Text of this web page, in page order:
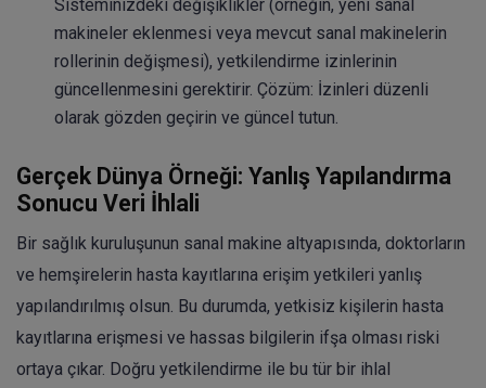
Sisteminizdeki değişiklikler (örneğin, yeni sanal
makineler eklenmesi veya mevcut sanal makinelerin
rollerinin değişmesi), yetkilendirme izinlerinin
güncellenmesini gerektirir. Çözüm: İzinleri düzenli
olarak gözden geçirin ve güncel tutun.
Gerçek Dünya Örneği: Yanlış Yapılandırma
Sonucu Veri İhlali
Bir sağlık kuruluşunun sanal makine altyapısında, doktorların
ve hemşirelerin hasta kayıtlarına erişim yetkileri yanlış
yapılandırılmış olsun. Bu durumda, yetkisiz kişilerin hasta
kayıtlarına erişmesi ve hassas bilgilerin ifşa olması riski
ortaya çıkar. Doğru yetkilendirme ile bu tür bir ihlal